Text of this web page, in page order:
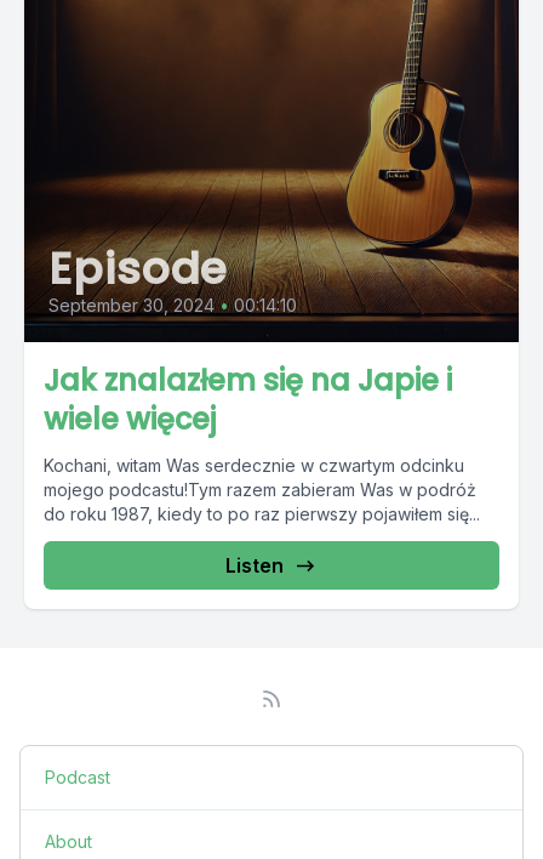
Episode
September 30, 2024 • 00:14:10
Jak znalazłem się na Japie i
wiele więcej
Kochani, witam Was serdecznie w czwartym odcinku
mojego podcastu!Tym razem zabieram Was w podróż
do roku 1987, kiedy to po raz pierwszy pojawiłem się...
Listen
Podcast
About